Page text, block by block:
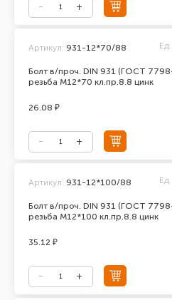
Болт в/проч. DIN 931 (ГОСТ
резьба М12*70 кл.пр.8.8 цинк
Артикул: 931-12*70/88
26.08 ₽
Болт в/проч. DIN 931 (ГОСТ
резьба М12*100 кл.пр.8.8 цинк
Артикул: 931-12*100/88
35.12 ₽